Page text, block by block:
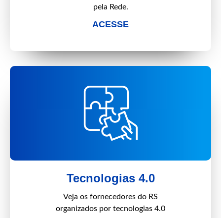
pela Rede.
ACESSE
Tecnologias 4.0
Veja os fornecedores do RS
organizados por tecnologias 4.0